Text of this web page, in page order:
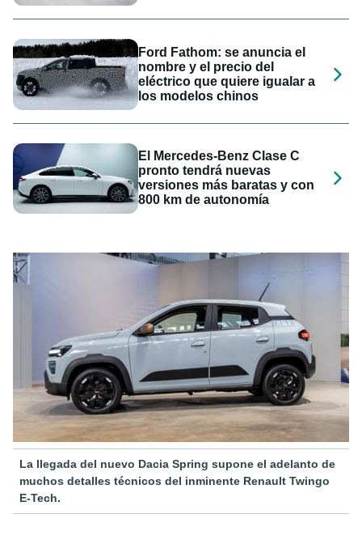
Ford Fathom: se anuncia el
nombre y el precio del
eléctrico que quiere igualar a
los modelos chinos
El Mercedes-Benz Clase C
pronto tendrá nuevas
versiones más baratas y con
800 km de autonomía
La llegada del nuevo Dacia Spring supone el adelanto de
muchos detalles técnicos del inminente Renault Twingo
E-Tech.